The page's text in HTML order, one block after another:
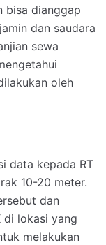
bisa dianggap
dan saudara
sewa
oleh
data kepada RT
10-20 meter.
dan
di lokasi yang
melakukan